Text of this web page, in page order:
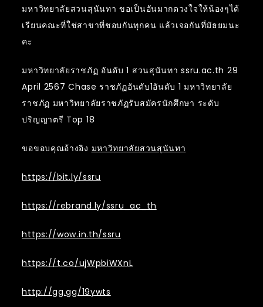
มหาวิทยาลัยสวนสุนันทา ขอเป็นอันมากดวงใจให้น้องๆได้
เรียนคณะที่ใช่สาขาที่ชอบกันทุกคน แล้วเจอกันที่มัธยมนะ
คะ
มหาวิทยาลัยราชภัฏ อันดับ 1 สวนสุนันทา ssru.ac.th 29
April 2567 Chase ราชภัฏอันดับ1อันดับ 1 มหาวิทยาลัย
ราชภัฏ มหาวิทยาลัยราชภัฏรับสมัครนักศึกษา ระดับ
ปริญญาตรี Top 18
ขอขอบคุณอ้างอิง มหาวิทยาลัยสวนสุนันทา
https://bit.ly/ssru
https://rebrand.ly/ssru_ac_th
https://wow.in.th/ssru
https://t.co/ujWpbiWXnL
http://gg.gg/19ywts